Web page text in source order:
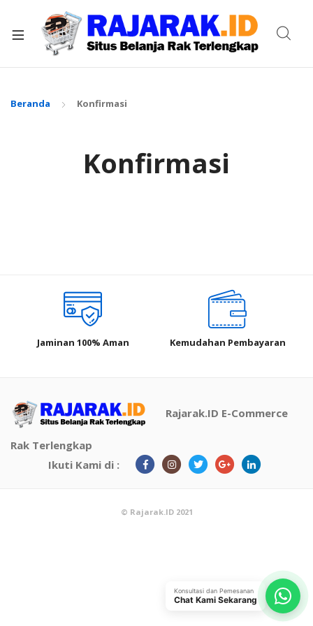
Beranda Konfirmasi
Konfirmasi
Jaminan 100% Aman Kemudahan Pembayaran
Rajarak.ID E-Commerce
Rak Terlengkap
Ikuti Kami di :
© Rajarak.ID 2021
Konsultasi dan Pemesanan
Chat Kami Sekarang